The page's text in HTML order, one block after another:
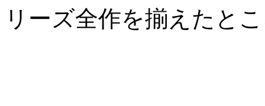
リーズ全作を揃えたと